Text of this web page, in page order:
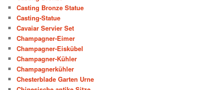
Casting Bronze Statue
Casting-Statue
Cavaiar Servier Set
Champagner-Eimer
Champagner-Eiskübel
Champagner-Kühler
Champagnerkühler
Chesterblade Garten Urne